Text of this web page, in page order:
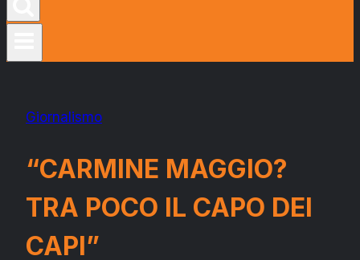
Giornalismo
“CARMINE MAGGIO?
TRA POCO IL CAPO DEI
CAPI”